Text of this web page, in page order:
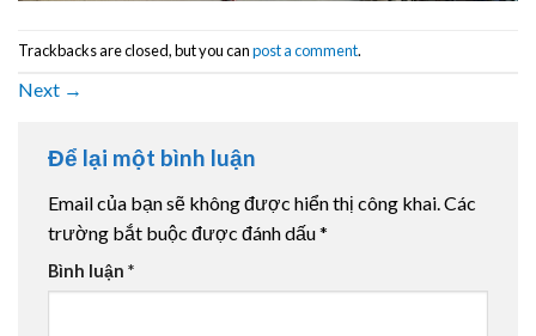
Trackbacks are closed, but you canpost a comment.
Next →
Để lại một bình luận
Email của bạn sẽ không được hiển thị công khai. Các
trường bắt buộc được đánh dấu*
Bình luận *